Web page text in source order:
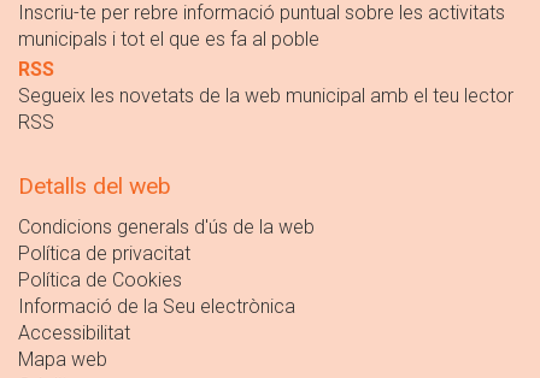
Inscriu-te per rebre informació puntual sobre les activitats
municipals i tot el que es fa al poble
RSS
Segueix les novetats de la web municipal amb el teu lector
RSS
Detalls del web
Condicions generals d'ús de la web
Política de privacitat
Política de Cookies
Informació de la Seu electrònica
Accessibilitat
Mapa web